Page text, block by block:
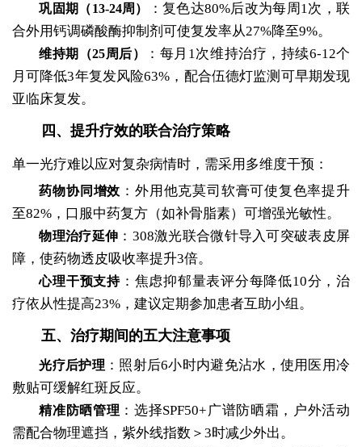
巩固期（13-24周）
：复色达80%后改为每周1次，联
合外用钙调磷酸酶抑制剂可使复发率从27%降至9%。
维持期（25周后）
：每月1次维持治疗，持续6-12个
月可降低3年复发风险63%，配合伍德灯监测可早期发现
亚临床复发。
四、提升疗效的联合治疗策略
单一光疗难以应对复杂病情时，需采用多维度干预：
药物协同增效 ：外用他克莫司软膏可使复色率提升
至82%，口服中药复方（如补骨脂素）可增强光敏性。
物理治疗延伸 ：308激光联合微针导入可突破表皮屏
障，使药物透皮吸收率提升3倍。
心理干预支持：焦虑抑郁量表评分每降低10分，治
疗依从性提高23%，建议定期参加患者互助小组。
五、治疗期间的五大注意事项
光疗后护理 ：照射后6小时内避免沾水，使用医用冷
敷贴可缓解红斑反应。
精准防晒管理 ：选择SPF50+广谱防晒霜，户外活动
需配合物理遮挡，紫外线指数＞3时减少外出。